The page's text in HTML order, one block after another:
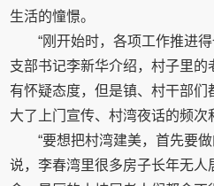
生活的憧憬。
“刚开始时，各项工作推进
支部书记李新华介绍，村子里
有怀疑态度，但是镇、村干部们
大了上门宣传、村湾夜话的频次
“要想把村湾建美，首先要
说，李春湾里很多房子长年无人